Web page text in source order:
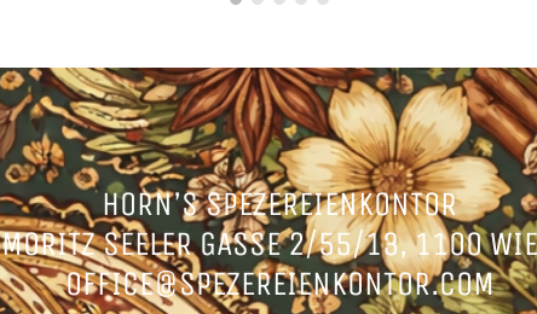
HORN’S SPEZEREIENKONTOR
MORITZ SEELER GASSE 2/55/13, 1100
OFFICE@SPEZEREIENKONTOR.COM